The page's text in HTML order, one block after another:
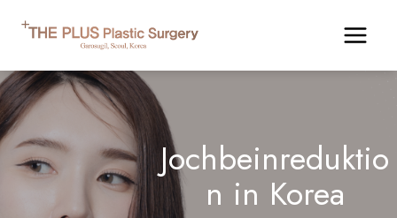
Inhalt
Jochbeinreduktio
n in Korea